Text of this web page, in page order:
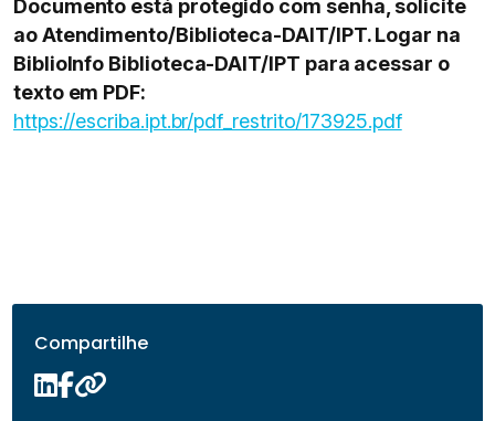
Documento está protegido com senha, solicite
ao Atendimento/Biblioteca-DAIT/IPT. Logar na
BiblioInfo Biblioteca-DAIT/IPT para acessar o
texto em PDF:
https://escriba.ipt.br/pdf_restrito/173925.pdf
Compartilhe